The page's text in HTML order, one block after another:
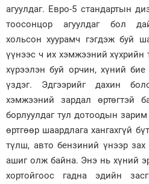
агуулдаг. Евро-5 стандартын
тоосонцор агуулдаг бол
хольсон хуурамч гэгдэж буй
үүнээс ч их хэмжээний хүхрийн
хүрээлэн буй орчин, хүний
үздэг. Эдгээрийг дахин
хэмжээний зардал өртөгтэй
борлуулдаг тул дотоодын
өртгөөр шаардлага хангахгүй
түлш, авто бензиний үнээр
ашиг олж байна. Энэ нь хүний
хортойгоос гадна эдийн